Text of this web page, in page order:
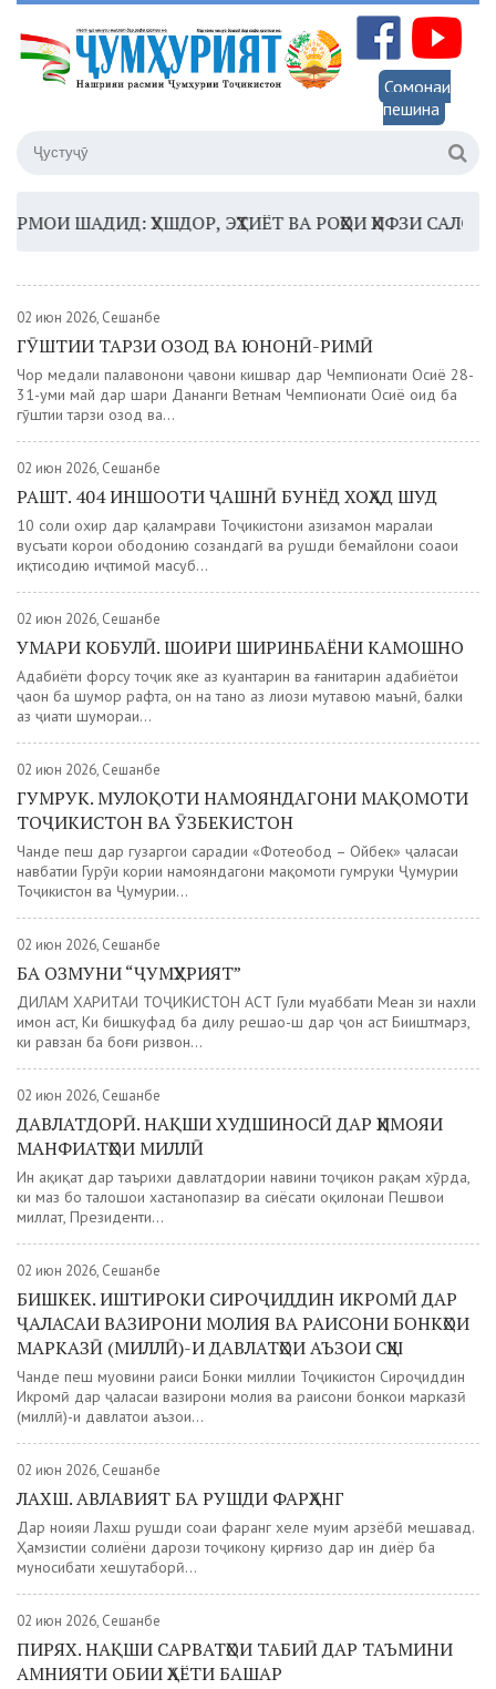
Сомонаи
пешина
ШАДИД: ҲУШДОР, ЭҲТИЁТ ВА РОҲҲОИ ҲИФЗИ САЛОМАТӢ
02 июн 2026, Сешанбе
ГӮШТИИ ТАРЗИ ОЗОД ВА ЮНОНӢ-РИМӢ
Чор медали паҳлавонони ҷавони кишвар дар Чемпионати Осиё 28-
31-уми май дар шаҳри Дананги Ветнам Чемпионати Осиё оид ба
гӯштии тарзи озод ва...
02 июн 2026, Сешанбе
РАШТ. 404 ИНШООТИ ҶАШНӢ БУНЁД ХОҲАД ШУД
10 соли охир дар қаламрави Тоҷикистони азизамон марҳалаи
вусъати корҳои ободонию созандагӣ ва рушди бемайлони соҳаҳои
иқтисодию иҷтимоӣ маҳсуб...
02 июн 2026, Сешанбе
УМАРИ КОБУЛӢ. ШОИРИ ШИРИНБАЁНИ КАМОШНО
Адабиёти форсу тоҷик яке аз куҳантарин ва ғанитарин адабиётҳои
ҷаҳон ба шумор рафта, он на танҳо аз лиҳози муҳтавою маънӣ, балки
аз ҷиҳати шумораи...
02 июн 2026, Сешанбе
ГУМРУК. МУЛОҚОТИ НАМОЯНДАГОНИ МАҚОМОТИ
ТОҶИКИСТОН ВА ӮЗБЕКИСТОН
Чанде пеш дар гузаргоҳи сарҳадии «Фотеҳобод – Ойбек» ҷаласаи
навбатии Гурӯҳи кории намояндагони мақомоти гумруки Ҷумҳурии
Тоҷикистон ва Ҷумҳурии...
02 июн 2026, Сешанбе
БА ОЗМУНИ “ҶУМҲУРИЯТ”
ДИЛАМ ХАРИТАИ ТОҶИКИСТОН АСТ Гули муҳаббати Меҳан зи нахли
имон аст, Ки бишкуфад ба дилу решаҳо-ш дар ҷон аст Биҳиштмарз,
ки равзан ба боғи ризвон...
02 июн 2026, Сешанбе
ДАВЛАТДОРӢ. НАҚШИ ХУДШИНОСӢ ДАР ҲИМОЯИ
МАНФИАТҲОИ МИЛЛӢ
Ин ҳақиқат дар таърихи давлатдории навини тоҷикон рақам хӯрда,
ки маҳз бо талошҳои хастанопазир ва сиёсати оқилонаи Пешвои
миллат, Президенти...
02 июн 2026, Сешанбе
БИШКЕК. ИШТИРОКИ СИРОҶИДДИН ИКРОМӢ ДАР
ҶАЛАСАИ ВАЗИРОНИ МОЛИЯ ВА РАИСОНИ БОНКҲОИ
МАРКАЗӢ (МИЛЛӢ)-И ДАВЛАТҲОИ АЪЗОИ СҲШ
Чанде пеш муовини раиси Бонки миллии Тоҷикистон Сироҷиддин
Икромӣ дар ҷаласаи вазирони молия ва раисони бонкҳои марказӣ
(миллӣ)-и давлатҳои аъзои...
02 июн 2026, Сешанбе
ЛАХШ. АВЛАВИЯТ БА РУШДИ ФАРҲАНГ
Дар ноҳияи Лахш рушди соҳаи фарҳанг хеле муҳим арзёбӣ мешавад.
Ҳамзистии солиёни дарози тоҷикону қирғизҳо дар ин диёр ба
муносибати хешутаборӣ...
02 июн 2026, Сешанбе
ПИРЯХ. НАҚШИ САРВАТҲОИ ТАБИӢ ДАР ТАЪМИНИ
АМНИЯТИ ОБИИ ҲАЁТИ БАШАР